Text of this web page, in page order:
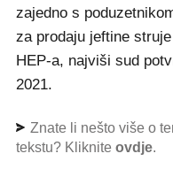
zajedno s
za prodaju jeftine
HEP-a, najviši sud
2021.
Znate li nešto više o
tekstu? Kliknite ovdje.